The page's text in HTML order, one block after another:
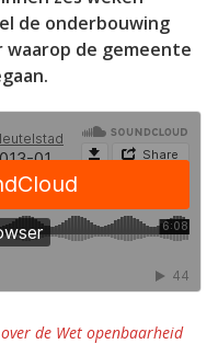
de onderbouwing
de gemeente
de Wet openbaarheid